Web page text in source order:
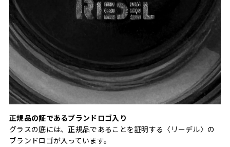
正規品の証であるブランドロゴ入り
グラスの底には、正規品であることを証明する〈リーデル〉の
ブランドロゴが入っています。